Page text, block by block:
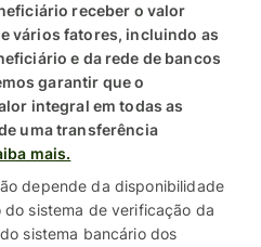
receber o valor
vários fatores, incluindo as
e da rede de bancos
garantir que o
integral em todas as
uma transferência
mais.
depende da disponibilidade
sistema de verificação da
sistema bancário dos